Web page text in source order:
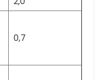
0,7